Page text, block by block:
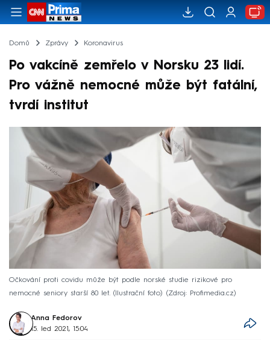
Domů Zprávy Koronavirus
Po vakcíně zemřelo v Norsku 23 lidí.
Pro vážně nemocné může být fatální,
tvrdí institut
Očkování proti covidu může být podle norské studie rizikové pro
nemocné seniory starší 80 let. (Ilustrační foto)
Zdroj: Profimedia.cz
Anna Fedorov
15. led 2021, 15:04